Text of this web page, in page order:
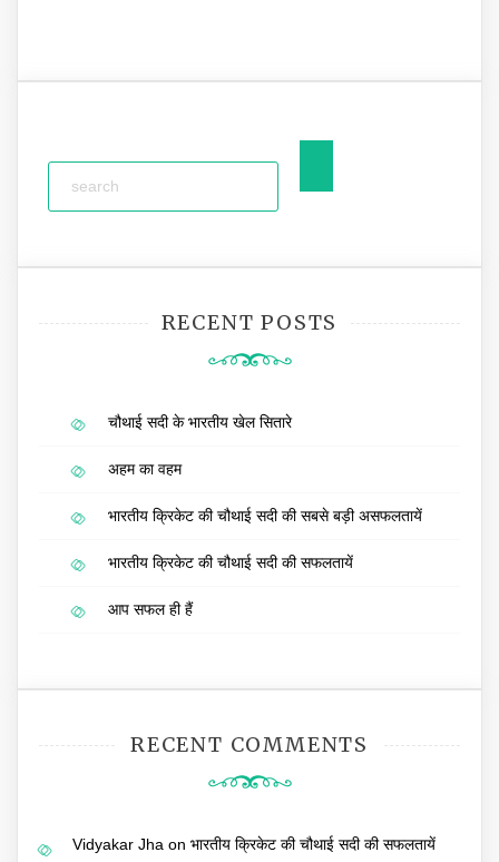
RECENT POSTS
चौथाई सदी के भारतीय खेल सितारे
अहम का वहम
भारतीय क्रिकेट की चौथाई सदी की सबसे बड़ी असफलतायें
भारतीय क्रिकेट की चौथाई सदी की सफलतायें
आप सफल ही हैं
RECENT COMMENTS
Vidyakar Jha on भारतीय क्रिकेट की चौथाई सदी की सफलतायें